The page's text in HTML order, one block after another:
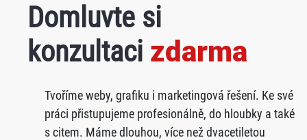
Domluvte si
konzultaci zdarma
Tvoříme weby, grafiku i marketingová řešení. Ke své
práci přistupujeme profesionálně, do hloubky a také
s citem. Máme dlouhou, více než dvacetiletou